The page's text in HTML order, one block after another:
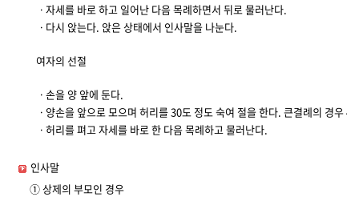
ㆍ자세를 바로 하고 일어난 다음 목례하면서 뒤로 물러난다.
ㆍ다시 앉는다. 앉은 상태에서 인사말을 나눈다.
여자의 선절
ㆍ손을 양 앞에 둔다.
ㆍ양손을 앞으로 모으며 허리를 30도 정도 숙여 절을 한다. 큰결례의 경우
ㆍ허리를 펴고 자세를 바로 한 다음 목례하고 물러난다.
인사말
① 상제의 부모인 경우